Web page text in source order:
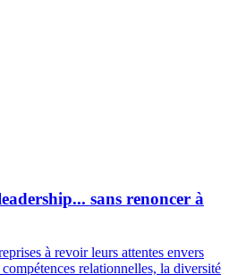
sans renoncer à
à revoir leurs attentes envers
relationnelles, la diversité